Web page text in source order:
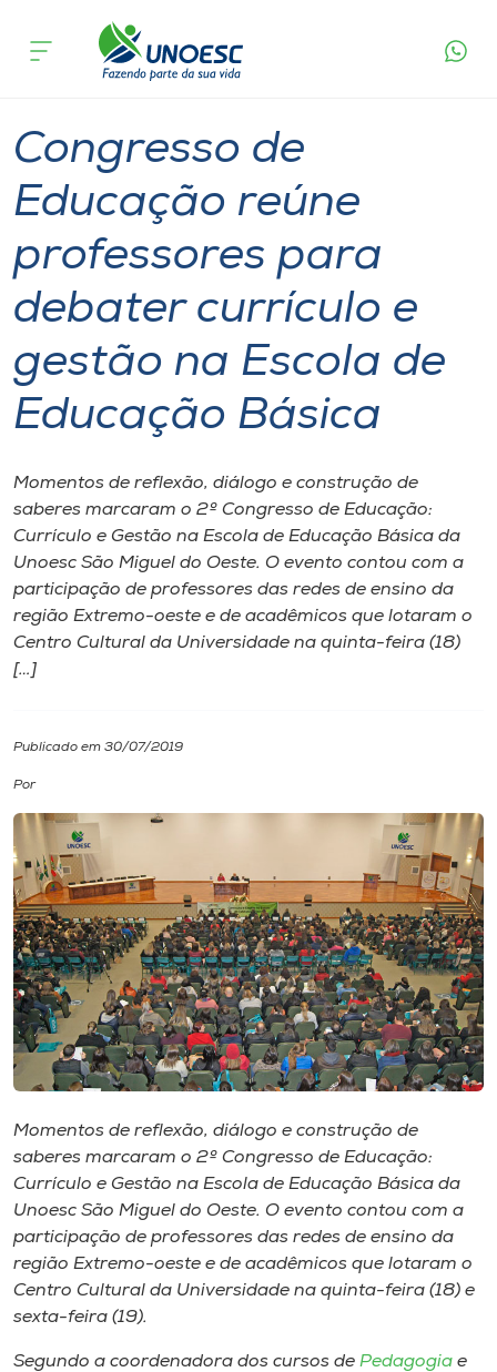
Cursos
Pesquisa
Atendimento ao Estudante
Portal de Ensino
A
Unoesc
Internacionalização
I.nova
Diplomados
Cultura
CPA
Biblioteca
Editora
Rádio
Museu
Unoesc
Selecione
A+
acontece
Educação Básica
Congresso de
Educação reúne
professores para
debater currículo e
gestão na Escola de
Educação Básica
Momentos de reflexão, diálogo e construção de
saberes marcaram o 2º Congresso de Educação:
Currículo e Gestão na Escola de Educação Básica da
Unoesc São Miguel do Oeste. O evento contou com a
participação de professores das redes de ensino da
região Extremo-oeste e de acadêmicos que lotaram o
Centro Cultural da Universidade na quinta-feira (18)
[…]
Publicado em 30/07/2019
Por
Momentos de reflexão, diálogo e construção de
saberes marcaram o 2º Congresso de Educação:
Currículo e Gestão na Escola de Educação Básica da
Unoesc São Miguel do Oeste. O evento contou com a
participação de professores das redes de ensino da
região Extremo-oeste e de acadêmicos que lotaram o
Centro Cultural da Universidade na quinta-feira (18) e
sexta-feira (19).
Segundo a coordenadora dos cursos de Pedagogia e